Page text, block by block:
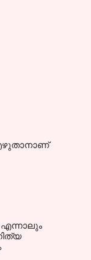
എഴുതാനാണ്